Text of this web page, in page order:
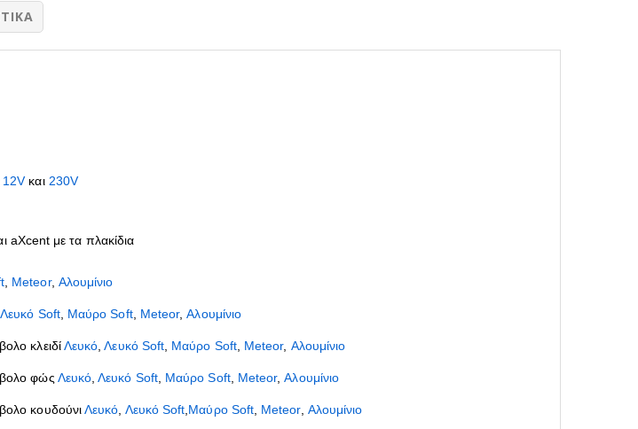
12Vκαι 230V
aXcent με τα πλακίδια
, Meteor, Αλουμίνιο
Λευκό Soft, Μαύρο Soft, Meteor,Αλουμίνιο
κλειδίΛευκό,Λευκό Soft, Μαύρο Soft, Meteor, Αλουμίνιο
φώς Λευκό,Λευκό Soft, Μαύρο Soft, Meteor,Αλουμίνιο
κουδούνιΛευκό, Λευκό Soft,Μαύρο Soft, Meteor, Αλουμίνιο